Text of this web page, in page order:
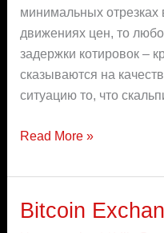
минимальных
движениях цен, то
задержки котировок –
сказываются на
ситуацию то, что
Read More »
Bitcoin
Bitcoin